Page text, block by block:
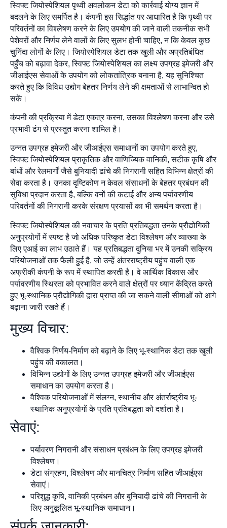
स्विफ्ट जियोस्पेशियल पृथ्वी अवलोकन डेटा को कार्रवाई योग्य ज्ञान में
बदलने के लिए समर्पित है। कंपनी इस सिद्धांत पर आधारित है कि पृथ्वी पर
परिवर्तनों का विश्लेषण करने के लिए उपयोग की जाने वाली तकनीक सभी
पेशेवरों और निर्णय लेने वालों के लिए सुलभ होनी चाहिए, न कि केवल कुछ
चुनिंदा लोगों के लिए। जियोस्पेशियल डेटा तक खुली और अप्रतिबंधित
पहुँच को बढ़ावा देकर, स्विफ्ट जियोस्पेशियल का लक्ष्य उपग्रह इमेजरी और
जीआईएस सेवाओं के उपयोग को लोकतांत्रिक बनाना है, यह सुनिश्चित
करते हुए कि विविध उद्योग बेहतर निर्णय लेने की क्षमताओं से लाभान्वित हो
सकें।
कंपनी की प्रक्रिया में डेटा एकत्र करना, उसका विश्लेषण करना और उसे
प्रभावी ढंग से प्रस्तुत करना शामिल है।
उन्नत उपग्रह इमेजरी और जीआईएस समाधानों का उपयोग करते हुए,
स्विफ्ट जियोस्पेशियल प्राकृतिक और वाणिज्यिक वानिकी, सटीक कृषि और
बांधों और रेलमार्गों जैसे बुनियादी ढांचे की निगरानी सहित विभिन्न क्षेत्रों की
सेवा करता है। उनका दृष्टिकोण न केवल संसाधनों के बेहतर प्रबंधन की
सुविधा प्रदान करता है, बल्कि वनों की कटाई और अन्य पर्यावरणीय
परिवर्तनों की निगरानी करके संरक्षण प्रयासों का भी समर्थन करता है।
स्विफ्ट जियोस्पेशियल की नवाचार के प्रति प्रतिबद्धता उनके प्रौद्योगिकी
अनुप्रयोगों में स्पष्ट है जो अधिक परिष्कृत डेटा विश्लेषण और व्याख्या के
लिए एआई का लाभ उठाते हैं। यह प्रतिबद्धता दुनिया भर में उनकी सक्रिय
परियोजनाओं तक फैली हुई है, जो उन्हें अंतरराष्ट्रीय पहुंच वाली एक
अफ्रीकी कंपनी के रूप में स्थापित करती है। वे आर्थिक विकास और
पर्यावरणीय स्थिरता को प्रभावित करने वाले क्षेत्रों पर ध्यान केंद्रित करते
हुए भू-स्थानिक प्रौद्योगिकी द्वारा प्राप्त की जा सकने वाली सीमाओं को आगे
बढ़ाना जारी रखते हैं।
मुख्य विचार:
वैश्विक निर्णय-निर्माण को बढ़ाने के लिए भू-स्थानिक डेटा तक खुली
पहुंच की वकालत।
विभिन्न उद्योगों के लिए उन्नत उपग्रह इमेजरी और जीआईएस
समाधान का उपयोग करता है।
वैश्विक परियोजनाओं में संलग्न, स्थानीय और अंतर्राष्ट्रीय भू-
स्थानिक अनुप्रयोगों के प्रति प्रतिबद्धता को दर्शाता है।
सेवाएं:
पर्यावरण निगरानी और संसाधन प्रबंधन के लिए उपग्रह इमेजरी
विश्लेषण।
डेटा संग्रहण, विश्लेषण और मानचित्र निर्माण सहित जीआईएस
सेवाएं।
परिशुद्ध कृषि, वानिकी प्रबंधन और बुनियादी ढांचे की निगरानी के
लिए अनुकूलित भू-स्थानिक समाधान।